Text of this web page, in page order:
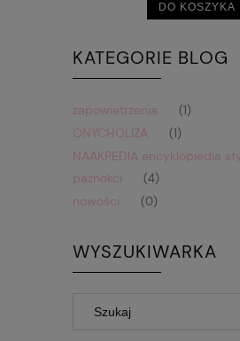
DO KOSZYKA
KATEGORIE BLOG
zapowietrzenia (1)
ONYCHOLIZA (1)
NAAKPEDIA encyklopiedia
paznokci
(4)
nowości (0)
WYSZUKIWARKA